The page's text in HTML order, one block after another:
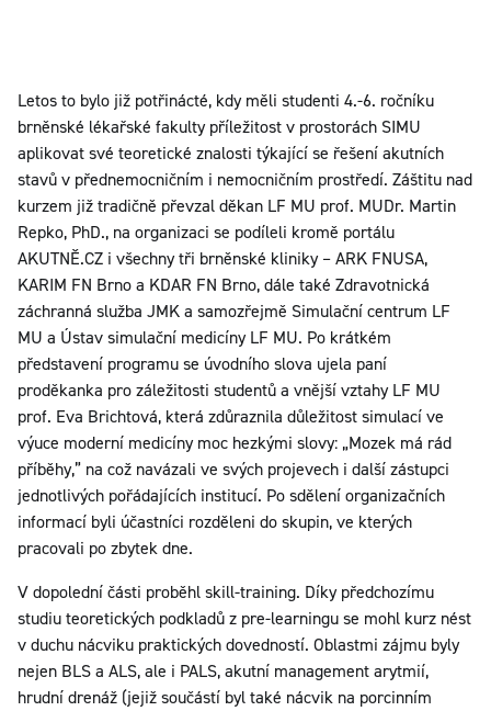
Letos to bylo již potřinácté, kdy měli studenti 4.-6. ročníku
brněnské lékařské fakulty příležitost v prostorách SIMU
aplikovat své teoretické znalosti týkající se řešení akutních
stavů v přednemocničním i nemocničním prostředí. Záštitu nad
kurzem již tradičně převzal děkan LF MU prof. MUDr. Martin
Repko, PhD., na organizaci se podíleli kromě portálu
AKUTNĚ.CZ i všechny tři brněnské kliniky – ARK FNUSA,
KARIM FN Brno a KDAR FN Brno, dále také Zdravotnická
záchranná služba JMK a samozřejmě Simulační centrum LF
MU a Ústav simulační medicíny LF MU. Po krátkém
představení programu se úvodního slova ujela paní
proděkanka pro záležitosti studentů a vnější vztahy LF MU
prof. Eva Brichtová, která zdůraznila důležitost simulací ve
výuce moderní medicíny moc hezkými slovy: „Mozek má rád
příběhy,” na což navázali ve svých projevech i další zástupci
jednotlivých pořádajících institucí. Po sdělení organizačních
informací byli účastníci rozděleni do skupin, ve kterých
pracovali po zbytek dne.
V dopolední části proběhl skill-training. Díky předchozímu
studiu teoretických podkladů z pre-learningu se mohl kurz nést
v duchu nácviku praktických dovedností. Oblastmi zájmu byly
nejen BLS a ALS, ale i PALS, akutní management arytmií,
hrudní drenáž (jejiž součástí byl také nácvik na porcinním